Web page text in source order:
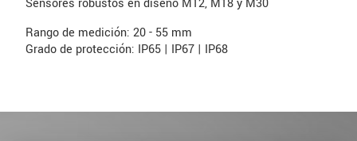
Sensores robustos en diseño M12, M18 y M30
Rango de medición: 20 - 55 mm
Grado de protección: IP65 | IP67 | IP68